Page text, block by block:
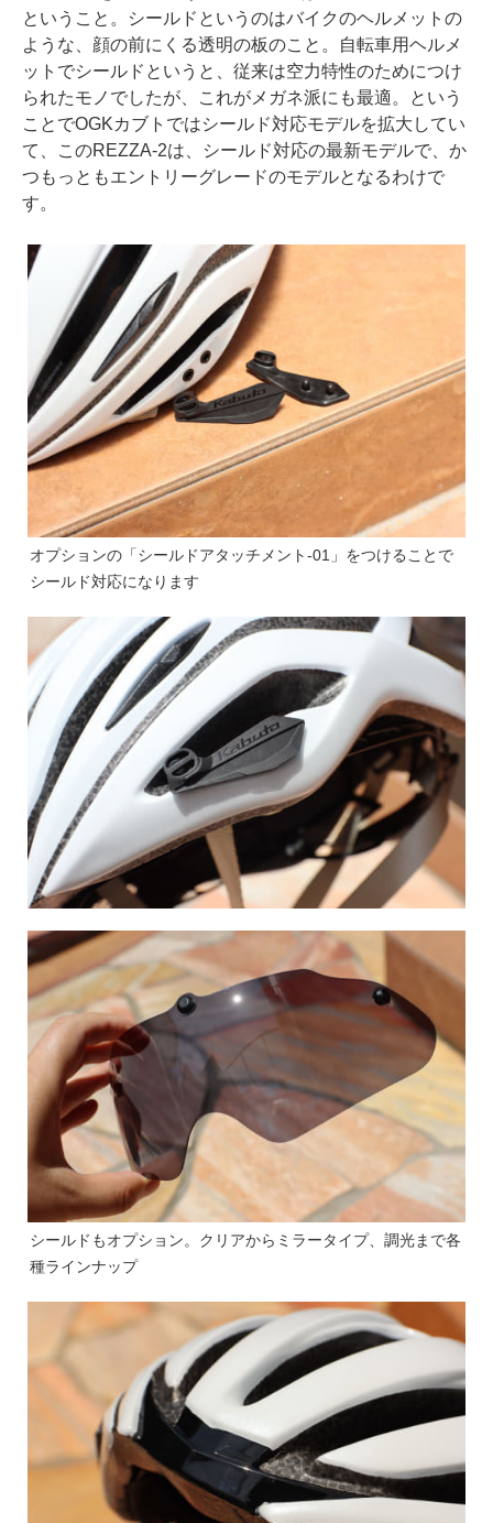
ということ。シールドというのはバイクのヘルメットの
ような、顔の前にくる透明の板のこと。自転車用ヘルメ
ットでシールドというと、従来は空力特性のためにつけ
られたモノでしたが、これがメガネ派にも最適。という
ことでOGKカブトではシールド対応モデルを拡大してい
て、このREZZA-2は、シールド対応の最新モデルで、か
つもっともエントリーグレードのモデルとなるわけで
す。
オプションの「シールドアタッチメント-01」をつけることで
シールド対応になります
シールドもオプション。クリアからミラータイプ、調光まで各
種ラインナップ